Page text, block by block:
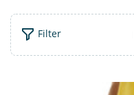
Filter